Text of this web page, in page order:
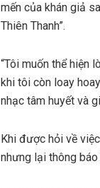
mến của khán giả
Thiên Thanh”.
“Tôi muốn thể hiện
khi tôi còn loay
nhạc tâm huyết và
Khi được hỏi về
nhưng lại thông báo